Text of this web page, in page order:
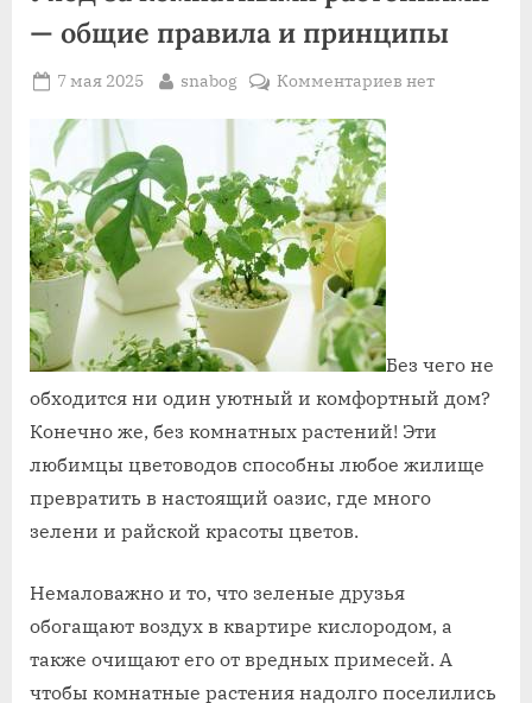
— общие правила и принципы
Posted
7 мая 2025 By
snabog Комментариевкнет
Без чего не
обходится ни один уютный и комфортный дом?
Конечно же, без комнатных растений! Эти
любимцы цветоводов способны любое жилище
превратить в настоящий оазис, где много
зелени и райской красоты цветов.
Немаловажно и то, что зеленые друзья
обогащают воздух в квартире кислородом, а
также очищают его от вредных примесей. А
чтобы комнатные растения надолго поселились